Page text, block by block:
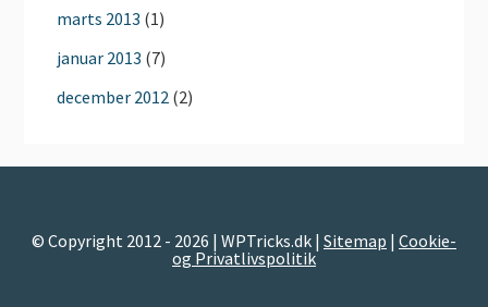
marts 2013 (1)
januar 2013 (7)
december 2012 (2)
© Copyright 2012 - 2026 | WPTricks.dk | Sitemap | Cookie-
og Privatlivspolitik